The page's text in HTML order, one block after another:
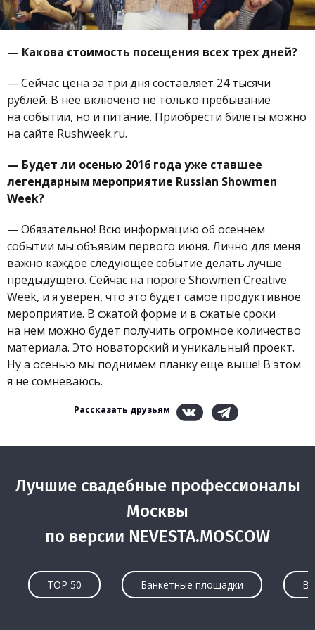
— Какова стоимость посещения всех трех дней?
—Сейчас цена за три дня составляет 24 тысячи
рублей. В нее включено не только пребывание
на событии, но и питание. Приобрести билеты можно
на сайте Rushweek.ru.
— Будет ли осенью 2016 года уже ставшее
легендарным мероприятие Russian Showmen
Week?
—Обязательно! Всю информацию об осеннем
событии мы объявим первого июня. Лично для меня
важно каждое следующее событие делать лучше
предыдущего. Сейчас на пороге Showmen Creative
Week, и я уверен, что это будет самое продуктивное
мероприятие. В сжатой форме и в сжатые сроки
на нем можно будет получить огромное количество
материала. Это новаторский и уникальный проект.
Ну а осенью мы поднимем планку еще выше! В этом
я не сомневаюсь.
Рассказать друзьям
Лучшие свадебные профессионалы
Москвы
по версии NEVESTA.MOSCOW
TOP 50 Банкетные площадки